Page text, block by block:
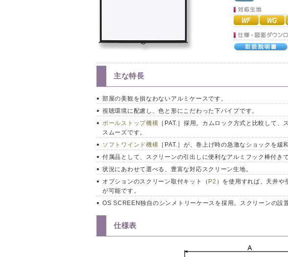
WF WG
主な特長
部屋の美観を損なわないアルミケースです。
視聴環境に配慮し、色と形にこだわった下パイプです。
ボールストップ機構 ［PAT.］採用。カムロック方式と比較して
スムーズです。
ソフトワインド機構 ［PAT.］が、巻上げ時の急激なショックを緩
付属品として、スクリーンの引出しに便利なアルミフック棒付きで
状況にあわせて選べる、豊富な対応スクリーン生地。
オプションのスクリーン取付キット（ P2 ）を使用すれば、天井
が可能です。
OS SCREEN独自のシンメトリーケースを採用。スクリーンの設
仕様表